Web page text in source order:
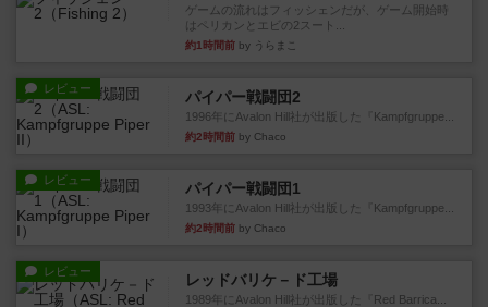
ゲームの流れはフィッシェンだが、ゲーム開始時
はペリカンとエビの2スート...
約1時間前 by うらまこ
レビュー パイパー戦闘団2
1996年にAvalon Hill社が出版した『Kampfgruppe...
約2時間前 by Chaco
レビュー パイパー戦闘団1
1993年にAvalon Hill社が出版した『Kampfgruppe...
約2時間前 by Chaco
レビュー レッドバリケ－ド工場
1989年にAvalon Hill社が出版した『Red Barrica...